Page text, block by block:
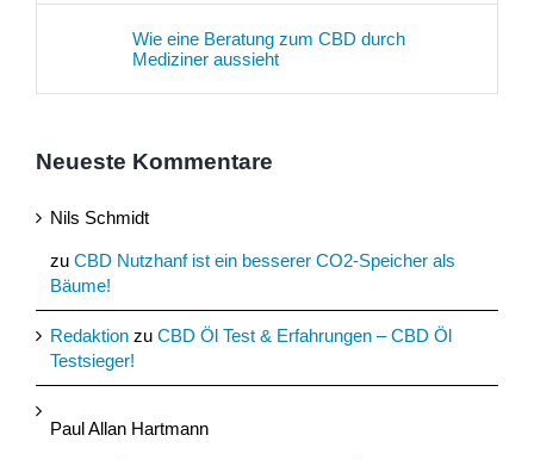
Wie eine Beratung zum CBD durch
Mediziner aussieht
Neueste Kommentare
Nils Schmidt
zu CBD Nutzhanf ist ein besserer CO2-Speicher als
Bäume!
Redaktion zu CBD Öl Test & Erfahrungen – CBD Öl
Testsieger!
Paul Allan Hartmann